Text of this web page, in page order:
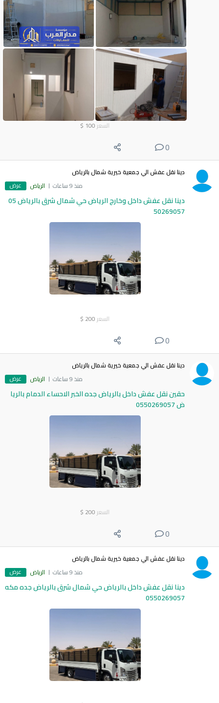
السعر 100
$
0
دينا نقل عفش الي جمعية خيرية شمال بالرياض
منذ 9 ساعات
الرياض عرض
دينا نقل عفش داخل وخارج الرياض حي شمال شرق بالرياض 05
50269057
السعر 200
$
0
دينا نقل عفش الي جمعية خيرية شمال بالرياض
منذ 9 ساعات
الرياض عرض
حقين نقل عفش داخل بالرياض جده الخبر الاحساء الدمام بالريا
ض 0550269057
السعر 200
$
0
دينا نقل عفش الي جمعية خيرية شمال بالرياض
منذ 9 ساعات
الرياض عرض
دينا نقل عفش داخل بالرياض حي شمال شرق بالرياض جده مكه
0550269057